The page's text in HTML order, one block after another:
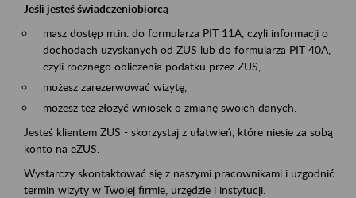
Jeśli jesteś świadczeniobiorcą
masz dostęp m.in. do formularza PIT 11A, czyli informacji o
dochodach uzyskanych od ZUS lub do formularza PIT 40A,
czyli rocznego obliczenia podatku przez ZUS,
możesz zarezerwować wizytę,
możesz też złożyć wniosek o zmianę swoich danych.
Jesteś klientem ZUS - skorzystaj z ułatwień, które niesie za sobą
konto na eZUS.
Wystarczy skontaktować się z naszymi pracownikami i uzgodnić
termin wizyty w Twojej firmie, urzędzie i instytucji.